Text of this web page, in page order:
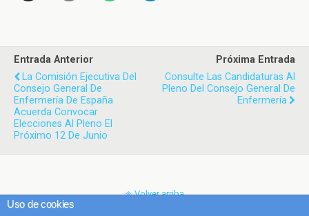
Entrada Anterior
La Comisión Ejecutiva Del
Consejo General De
Enfermería De España
Acuerda Convocar
Elecciones Al Pleno El
Próximo 12 De Junio
Próxima Entrada
Consulte Las Candidaturas Al
Pleno Del Consejo General De
Enfermería
Volver arriba
Uso de cookies